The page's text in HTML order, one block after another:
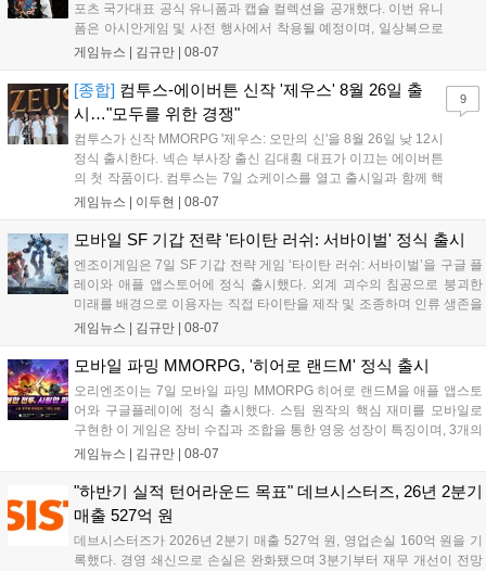
포츠 국가대표 공식 유니폼과 캡슐 컬렉션을 공개했다. 이번 유니
폼은 아시안게임 및 사전 행사에서 착용될 예정이며, 일상복으로
구성된 컬렉션은 오는 8월 28일부터 골스튜디오 공식 홈페이지
서는 대회 규정에 따라 별도의 유니폼을 착용할 계획이다....
게임뉴스 | 김규만 08-07
[종합] 컴투스-에이버튼 신작 '제우스' 8월 26일 출
시…"모두를 위한 경쟁"
컴투스가 신작 MMORPG '제우스: 오만의 신'을 8월 26일 낮 12시
정식 출시한다. 넥슨 부사장 출신 김대훤 대표가 이끄는 에이버튼
의 첫 작품이다. 컴투스는 7일 쇼케이스를 열고 출시일과 함께 핵
심 콘텐츠, 유료화 정책, 운영 방향을 공개했다. 캐릭터명 선점은
의 오만으로 균열이...
게임뉴스 | 이두현 08-07
9
모바일 SF 기갑 전략 '타이탄 러쉬: 서바이벌' 정식 출시
엔조이게임은 7일 SF 기갑 전략 게임 ‘타이탄 러쉬: 서바이벌’을 구글 플
레이와 애플 앱스토어에 정식 출시했다. 외계 괴수의 침공으로 붕괴한
미래를 배경으로 이용자는 직접 타이탄을 제작 및 조종하며 인류 생존을
위한 전투를 펼친다. 지휘관 모집, 피난처 운영, 연맹 협동 콘텐츠가 특징
지원 보상을 제공한다. 상세 내용은 공식 커뮤니티에서 확인 가능하다....
게임뉴스 | 김규만 08-07
모바일 파밍 MMORPG, '히어로 랜드M' 정식 출시
오리엔조이는 7일 모바일 파밍 MMORPG 히어로 랜드M을 애플 앱스토
어와 구글플레이에 정식 출시했다. 스팀 원작의 핵심 재미를 모바일로
구현한 이 게임은 장비 수집과 조합을 통한 영웅 성장이 특징이며, 3개의
무기 스킬을 활용한 전략적 전투와 길드전 등 다양한 콘텐츠를 제공한
혜택을 지급하며, 상세 내용은 공식 라운지에서 확인할 수 있다. 이용자
는 게임 접속 및 주요 콘텐츠 플레이를 통해 성장을 지원받을 수 있다....
게임뉴스 | 김규만 08-07
"하반기 실적 턴어라운드 목표" 데브시스터즈, 26년 2분기
매출 527억 원
데브시스터즈가 2026년 2분기 매출 527억 원, 영업손실 160억 원을 기
록했다. 경영 쇄신으로 손실은 완화됐으며 3분기부터 재무 개선이 전망